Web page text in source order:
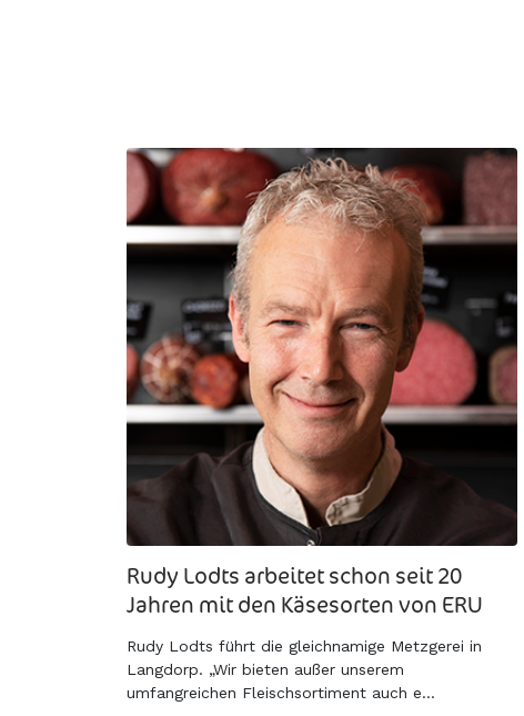
Rudy Lodts arbeitet schon seit 20
Jahren mit den Käsesorten von ERU
Rudy Lodts führt die gleichnamige Metzgerei in
Langdorp. „Wir bieten außer unserem
umfangreichen Fleischsortiment auch e...